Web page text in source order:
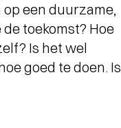
een duurzame,
toekomst? Hoe
Is het wel
goed te doen. Is